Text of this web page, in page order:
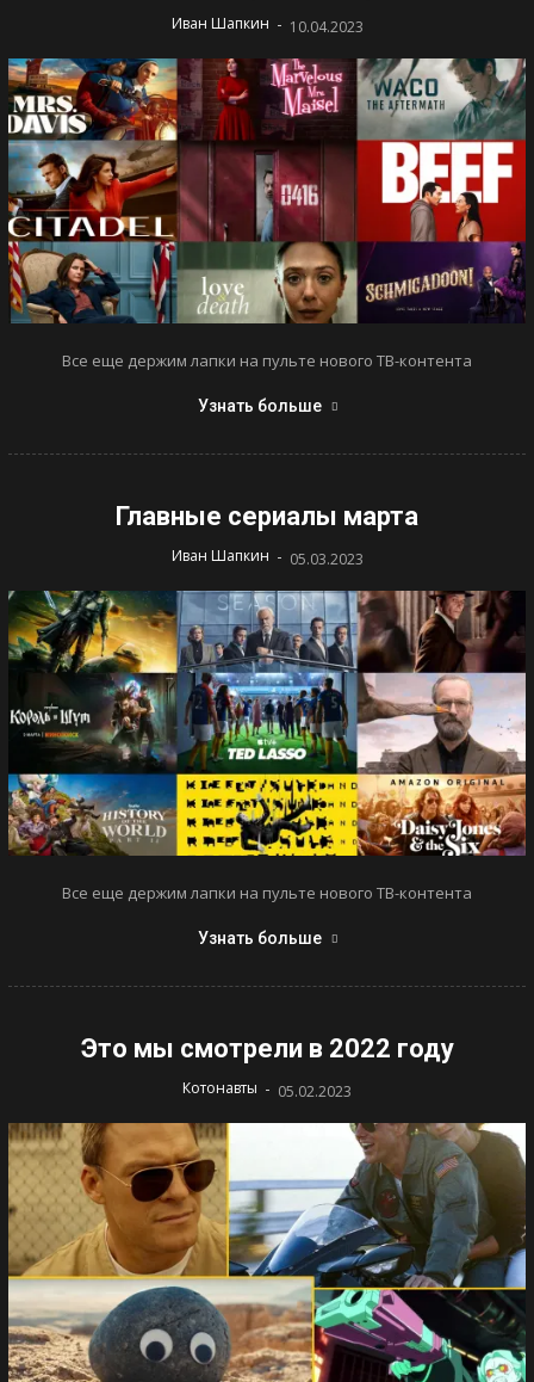
Иван Шапкин - 10.04.2023
Все еще держим лапки на пульте нового ТВ-контента
Узнать больше
Главные сериалы марта
Иван Шапкин - 05.03.2023
Все еще держим лапки на пульте нового ТВ-контента
Узнать больше
Это мы смотрели в 2022 году
Котонавты - 05.02.2023